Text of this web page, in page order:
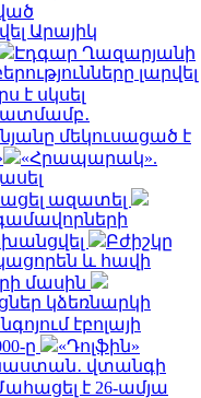
Արայիկ
Էդգար Ղազարյանի
լարվել
է սկսել
մեկուսացած է
«Հրապարակ».
ազատել
Բժիշկը
և հավի
մասին
կձեռնարկի
էբոլայի
ը
«Դոլֆին»
վտանգի
է 26-ամյա